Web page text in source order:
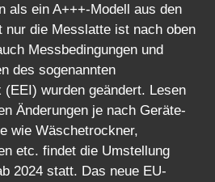
als ein A+++-Modell aus den
nur die Messlatte ist nach oben
Messbedingungen und
des sogenannten
wurden geändert. Lesen
Änderungen je nach Geräte-
wie Wäschetrockner,
etc. findet die Umstellung
2024 statt. Das neue EU-